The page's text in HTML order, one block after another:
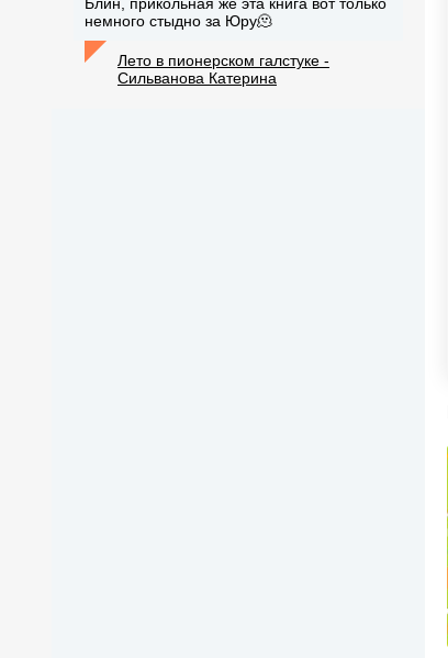
немного стыдно за Юру🫠
Лето в пионерском галстуке -
Сильванова Катерина